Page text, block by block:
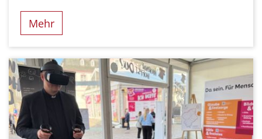
Mehr